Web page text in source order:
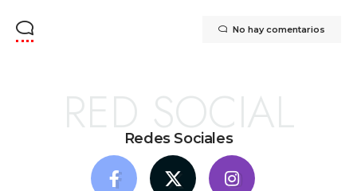
No hay comentarios
Redes Sociales
RED SOCIAL